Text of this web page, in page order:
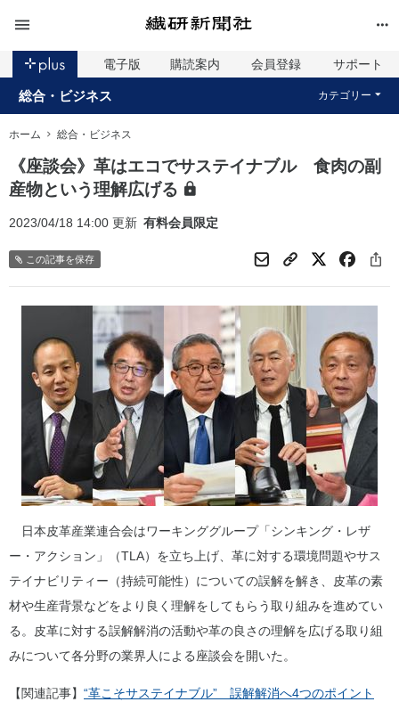
電子版 購読案内 会員登録 サポート
総合・ビジネス カテゴリー
ホーム 総合・ビジネス
《座談会》革はエコでサステイナブル 食肉の副
産物という理解広げる
2023/04/18 14:00 更新 有料会員限定
この記事を保存
日本皮革産業連合会はワーキンググループ「シンキング・レザ
ー・アクション」（TLA）を立ち上げ、革に対する環境問題やサス
テイナビリティー（持続可能性）についての誤解を解き、皮革の素
材や生産背景などをより良く理解をしてもらう取り組みを進めてい
る。皮革に対する誤解解消の活動や革の良さの理解を広げる取り組
みについて各分野の業界人による座談会を開いた。
【関連記事】 “革こそサステイナブル” 誤解解消へ4つのポイント